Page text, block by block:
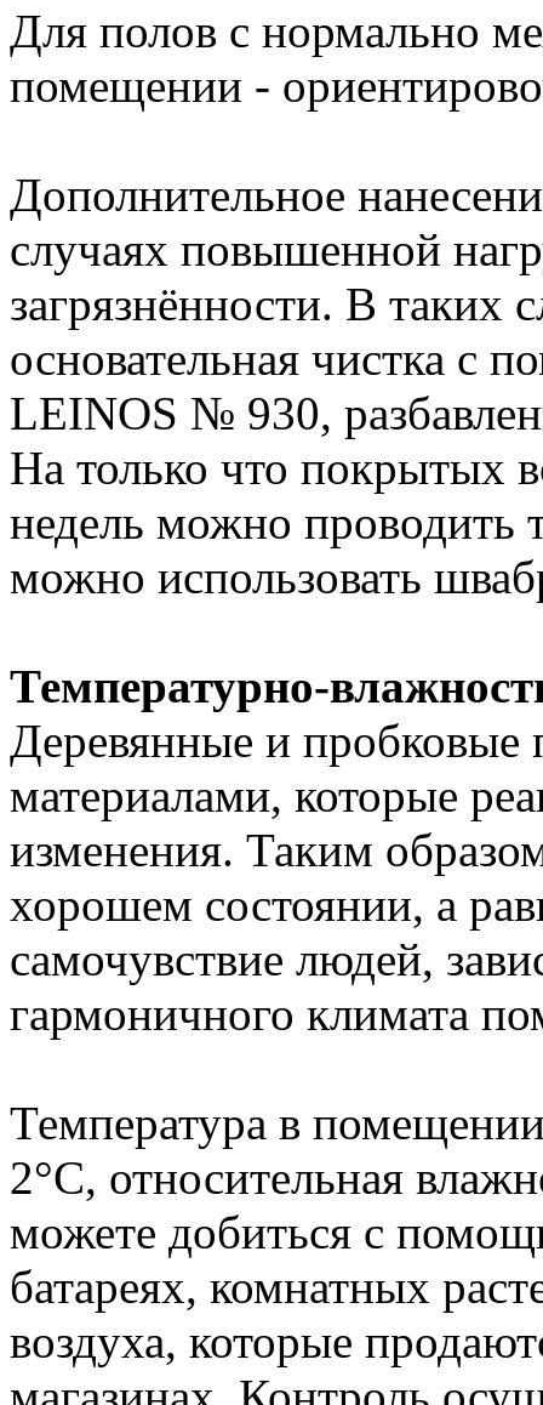
Для полов с нормально
помещении -
Дополнительное
случаях повышенной
загрязнённости. В таких
основательная чистка с
LEINOS № 930,
На только что покрытых
недель можно проводить
можно использовать
Температурно-
Деревянные и пробковые
материалами, которые
изменения. Таким
хорошем состоянии, а
самочувствие людей,
гармоничного климата
Температура в
2°C, относительная
можете добиться с
батареях, комнатных
воздуха, которые